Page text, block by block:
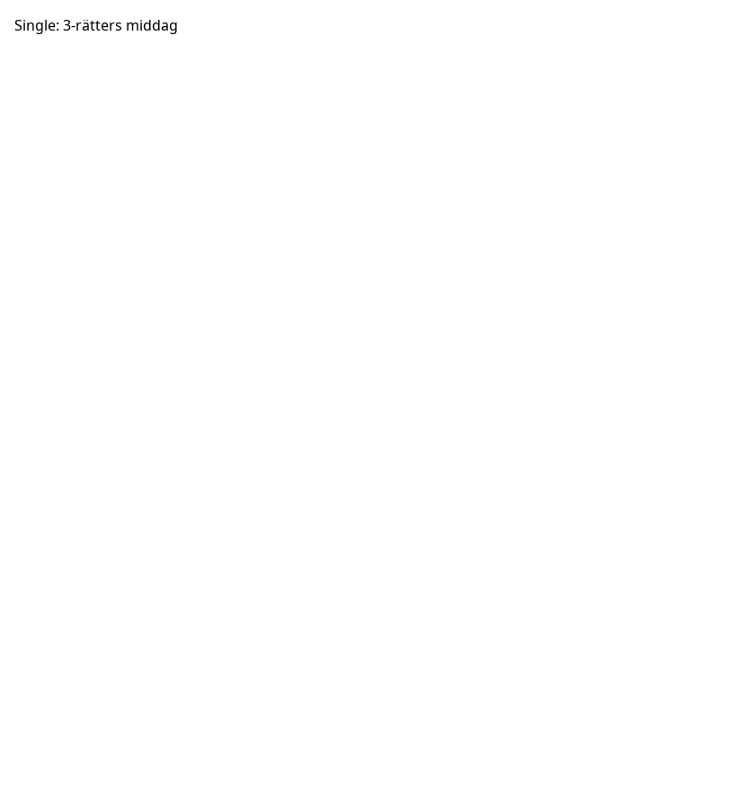
Single: 3-rätters middag